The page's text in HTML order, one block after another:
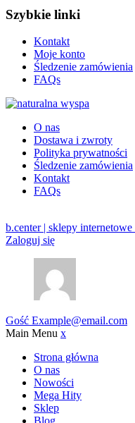
Szybkie linki
Kontakt
Moje konto
Śledzenie zamówienia
FAQs
O nas
Dostawa i zwroty
Polityka prywatności
Śledzenie zamówienia
Kontakt
FAQs
b.center | sklepy internetowe
Zaloguj się
Gość Example@email.com
Main Menu x
Strona główna
O nas
Nowości
Mega Hity
Sklep